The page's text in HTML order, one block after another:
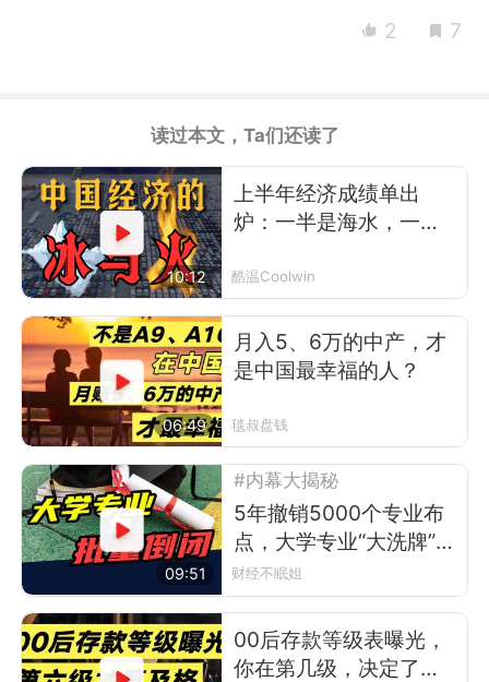
2 7
读过本文，Ta们还读了
10:12
上半年经济成绩单出
炉：一半是海水，一半
酷温Coolwin
06:49
月入5、6万的中产，才
是中国最幸福的人？
毯叔盘钱
09:51
#内幕大揭秘
5年撤销5000个专业布
点，大学专业“大洗牌”，
真的来了？
财经不眠姐
00后存款等级表曝光，
你在第几级，决定了你